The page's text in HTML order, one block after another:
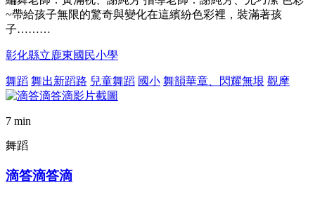
~帶給孩子無限的驚奇與變化在這繽紛色彩裡，裝滿著孩
子………
彰化縣立鹿東國民小學
舞蹈 舞出新蹈路 兒童舞蹈 國小 舞韻華章、閃耀無垠 觀摩
7 min
舞蹈
滴答滴答滴